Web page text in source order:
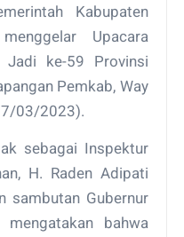
Kabupaten
Upacara
Jadi ke-59 Provinsi
Pemkab, Way
03/2023).
sebagai Inspektur
H. Raden Adipati
sambutan Gubernur
mengatakan bahwa